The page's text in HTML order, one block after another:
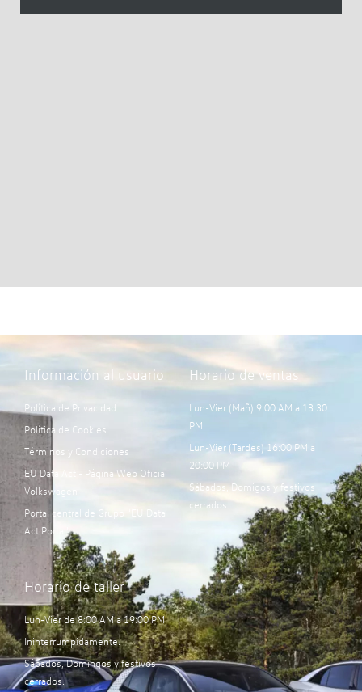
Información al usuario
Política de Privacidad
Política de Cookies
Términos y Condiciones
EU Data Act - Página Web Oficial
Volkswagen
Portal central de Grupo “EU Data
Act Portal”:
Horario de ventas
Lun-Vier (Mañ) 9:00 AM a 13:30
PM
Lun-Vier (Tardes) 16:00 PM a
20:00 PM
Sábados, Domigos y festivos
cerrados.
Horario de taller
Lun-Vier de 8:00 AM a 19:00 PM
Ininterrumpidamente.
Sábados, Domingos y festivos
cerrados.